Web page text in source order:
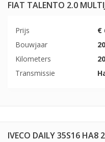
FIAT TALENTO 2.0
Prijs
€
Bouwjaar
Kilometers
Transmissie
IVECO DAILY 35S16 HA8